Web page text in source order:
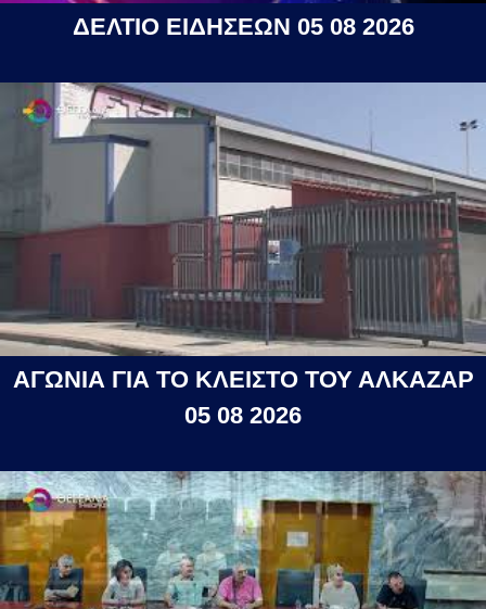
ΔΕΛΤΙΟ ΕΙΔΗΣΕΩΝ 05 08 2026
ΑΓΩΝΙΑ ΓΙΑ ΤΟ ΚΛΕΙΣΤΟ ΤΟΥ ΑΛΚΑΖΑΡ
05 08 2026